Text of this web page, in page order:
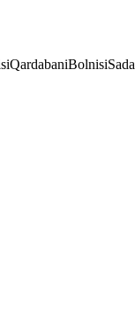
QardabaniBolnisi